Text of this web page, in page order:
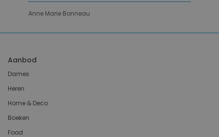
Anne Marie Bonneau
Aanbod
Dames
Heren
Home & Deco
Boeken
Food